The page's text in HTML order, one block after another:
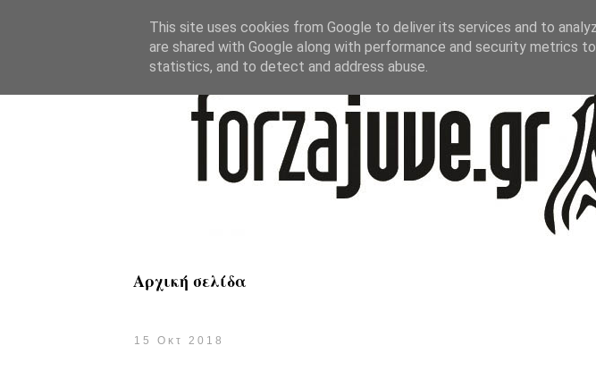
Αρχική σελίδα
15 Οκτ 2018
This site uses cookies from Google to deliver its services and to
are shared with Google along with performance and security metrics
statistics, and to detect and address abuse.